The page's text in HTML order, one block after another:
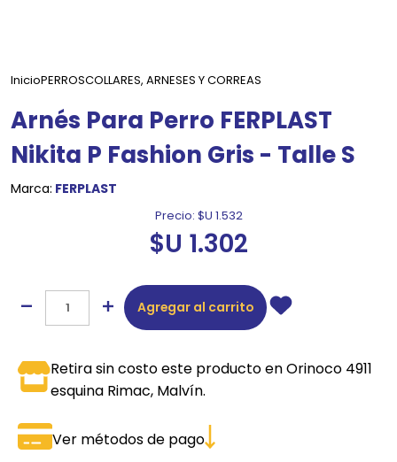
InicioPERROSCOLLARES, ARNESES Y CORREAS
Arnés Para Perro FERPLAST
Nikita P Fashion Gris - Talle S
Marca: FERPLAST
Precio: $U 1.532
$U 1.302
Agregar al carrito
Retira sin costo este producto en Orinoco 4911
esquina Rimac, Malvín.
Ver métodos de pago